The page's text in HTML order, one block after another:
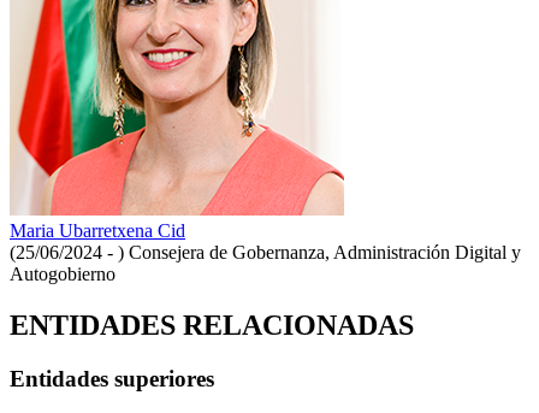
Maria Ubarretxena Cid
(25/06/2024 - ) Consejera de Gobernanza, Administración Digital y
Autogobierno
ENTIDADES RELACIONADAS
Entidades superiores